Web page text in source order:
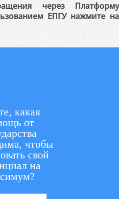
через Платформу
ЕПГУ нажмите на
какая
от
чтобы
свой
на